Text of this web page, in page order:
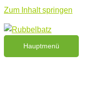
Zum Inhalt springen
Hauptmenü